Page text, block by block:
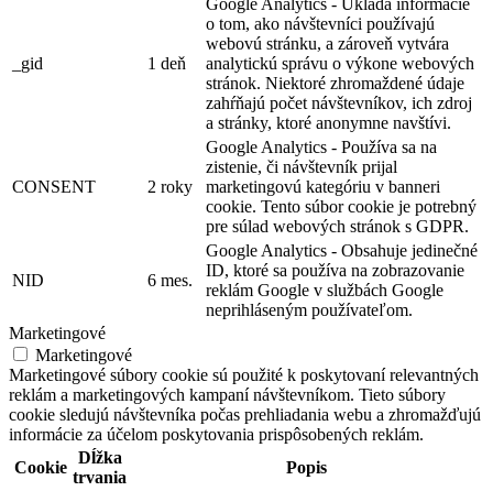
_gid 1 deň
Google Analytics - Ukladá informácie
o tom, ako návštevníci používajú
webovú stránku, a zároveň vytvára
analytickú správu o výkone webových
stránok. Niektoré zhromaždené údaje
zahŕňajú počet návštevníkov, ich zdroj
a stránky, ktoré anonymne navštívi.
CONSENT 2 roky
Google Analytics - Používa sa na
zistenie, či návštevník prijal
marketingovú kategóriu v banneri
cookie. Tento súbor cookie je potrebný
pre súlad webových stránok s GDPR.
NID 6 mes.
Google Analytics - Obsahuje jedinečné
ID, ktoré sa používa na zobrazovanie
reklám Google v službách Google
neprihláseným používateľom.
Marketingové
Marketingové
Marketingové súbory cookie sú použité k poskytovaní relevantných
reklám a marketingových kampaní návštevníkom. Tieto súbory
cookie sledujú návštevníka počas prehliadania webu a zhromažďujú
informácie za účelom poskytovania prispôsobených reklám.
Cookie
Dĺžka
trvania
Popis